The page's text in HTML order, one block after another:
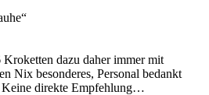
dazu daher immer mit
Nix besonderes, Personal bedankt
direkte Empfehlung…